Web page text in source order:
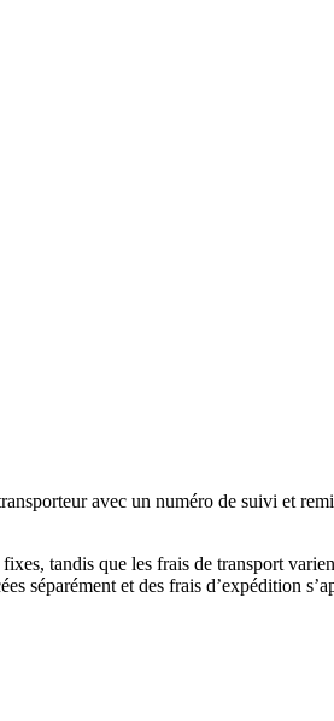
avec un numéro de suivi et
tandis que les frais de transport
séparément et des frais d’expédition